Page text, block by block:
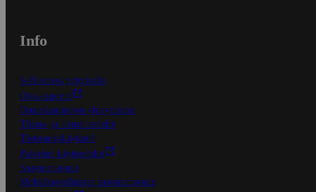
Info
S-Business yrityksille
Oiva-raportit
Osuuskauppojen yhteystiedot
Tilaus- ja toimitusehdot
Tietosuojakäytäntö
Palvelun käyttöehdot
Saavutettavuus
Mobiilisovelluksen saavutettavuus